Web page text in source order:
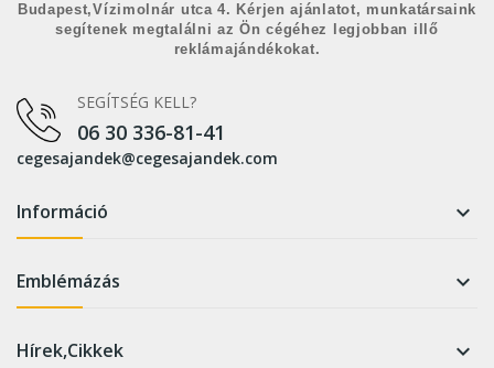
Budapest,Vízimolnár utca 4. Kérjen ajánlatot, munkatársaink
segítenek megtalálni az Ön cégéhez legjobban illő
reklámajándékokat.
SEGÍTSÉG KELL?
06 30 336-81-41
cegesajandek@cegesajandek.com
Információ 
Emblémázás 
Hírek,Cikkek 